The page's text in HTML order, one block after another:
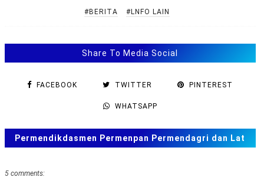
#BERITA #LNFO LAIN
Share To Media Social
FACEBOOK TWITTER PINTEREST
WHATSAPP
Permendikdasmen Permenpan Permendagri dan Lat
5 comments: